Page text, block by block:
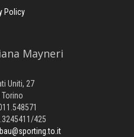
Policy
Mayneri
Uniti, 27
Torino
425